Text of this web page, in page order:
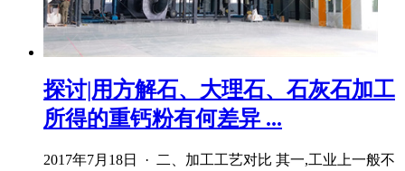
探讨|用方解石、大理石、石灰石加工
所得的重钙粉有何差异 ...
2017年7月18日 · 二、加工工艺对比 其一,工业上一般不